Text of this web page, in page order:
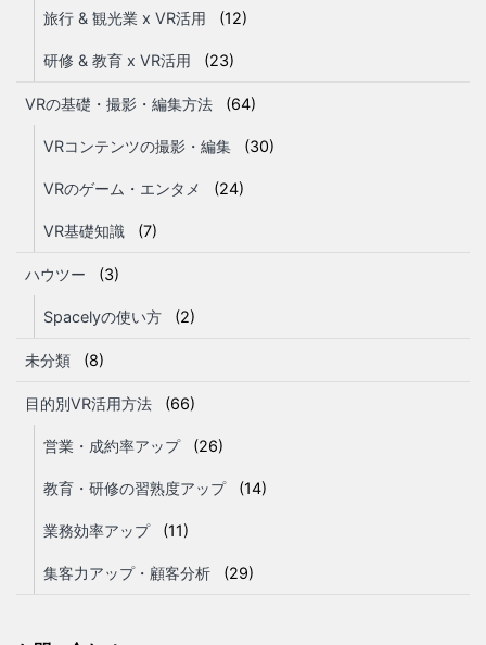
旅行 & 観光業 x VR活用 (12)
研修 & 教育 x VR活用 (23)
VRの基礎・撮影・編集方法 (64)
VRコンテンツの撮影・編集 (30)
VRのゲーム・エンタメ (24)
VR基礎知識 (7)
ハウツー (3)
Spacelyの使い方 (2)
未分類 (8)
目的別VR活用方法 (66)
営業・成約率アップ (26)
教育・研修の習熟度アップ (14)
業務効率アップ (11)
集客力アップ・顧客分析 (29)